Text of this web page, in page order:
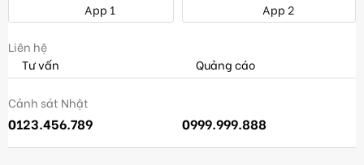
App 1
App 2
Liên hệ
Tư vấn
Quảng cáo
Cảnh sát Nhật
0123.456.789 0999.999.888